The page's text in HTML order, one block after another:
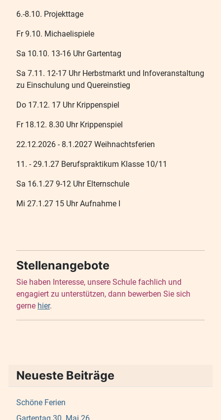
6.-8.10. Projekttage
Fr 9.10. Michaelispiele
Sa 10.10. 13-16 Uhr Gartentag
Sa 7.11. 12-17 Uhr Herbstmarkt und Infoveranstaltung
zu Einschulung und Quereinstieg
Do 17.12. 17 Uhr Krippenspiel
Fr 18.12. 8.30 Uhr Krippenspiel
22.12.2026 - 8.1.2027 Weihnachtsferien
11. - 29.1.27 Berufspraktikum Klasse 10/11
Sa 16.1.27 9-12 Uhr Elternschule
Mi 27.1.27 15 Uhr Aufnahme I
Stellenangebote
Sie haben Interesse, unsere Schule fachlich und
engagiert zu unterstützen, dann bewerben Sie sich
gerne hier.
Neueste Beiträge
Schöne Ferien